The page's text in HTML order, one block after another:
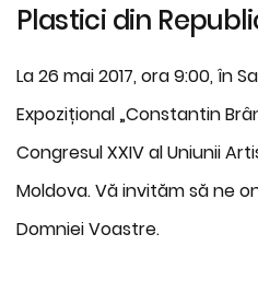
Plastici din
La 26 mai 2017, ora 9:00, în
Expozițional „Constantin
Congresul XXIV al Uniunii
Moldova. Vă invităm să ne
Domniei Voastre.